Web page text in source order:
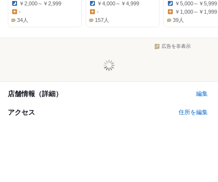
Dinner:
￥2,000～￥2,999
Lunch:
-
34人
Dinner:
￥4,000～￥4,999
-
157人
Dinner:
￥5,000～￥5,999
Lunch:
￥1,000～￥1,999
39人
広告を非表示
店舗情報（詳細） 編集
アクセス 住所を編集